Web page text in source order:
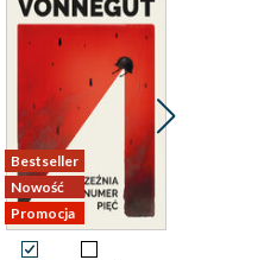
Bestseller
Nowość
Promocja